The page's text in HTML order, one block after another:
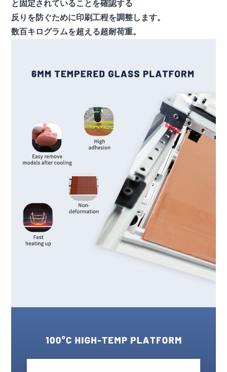
と固定されていることを確認する
反りを防ぐために印刷工程を調整します。
数百キログラムを超える超耐荷重。